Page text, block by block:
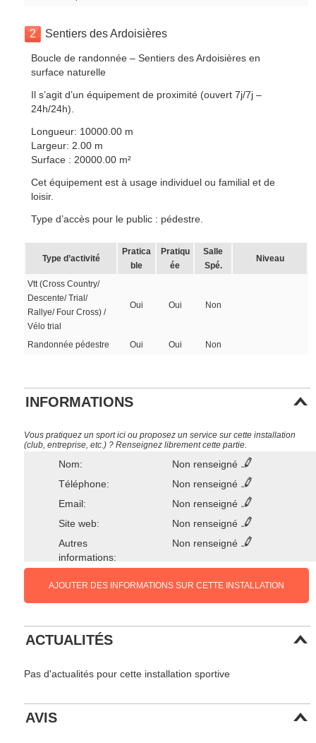
2 Sentiers des Ardoisières
Boucle de randonnée – Sentiers des Ardoisières en
surface naturelle
Il s’agit d’un équipement de proximité (ouvert 7j/7j –
24h/24h).
Longueur: 10000.00 m
Largeur: 2.00 m
Surface : 20000.00 m²
Cet équipement est à usage individuel ou familial et de
loisir.
Type d’accès pour le public : pédestre.
Type d’activité
Pratica
ble
Pratiqu
ée
Salle
Spé.
Niveau
Vtt (Cross Country/
Descente/ Trial/
Rallye/ Four Cross) /
Vélo trial
Oui Oui Non
Randonnée pédestre Oui Oui Non
INFORMATIONS
Vous pratiquez un sport ici ou proposez un service sur cette installation
(club, entreprise, etc.) ? Renseignez librement cette partie.
Nom:
Non renseigné
Téléphone:
Non renseigné
Email:
Non renseigné
Site web:
Non renseigné
Autres
informations:
Non renseigné
AJOUTER DES INFORMATIONS SUR CETTE INSTALLATION
ACTUALITÉS
Pas d'actualités pour cette installation sportive
AVIS